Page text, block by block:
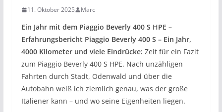
11. Oktober 2025 Marc
Ein Jahr mit dem Piaggio Beverly 400 S HPE –
Erfahrungsbericht Piaggio Beverly 400 S – Ein Jahr,
4000 Kilometer und viele Eindrücke: Zeit für ein Fazit
zum Piaggio Beverly 400 S HPE. Nach unzähligen
Fahrten durch Stadt, Odenwald und über die
Autobahn weiß ich ziemlich genau, was der große
Italiener kann – und wo seine Eigenheiten liegen.